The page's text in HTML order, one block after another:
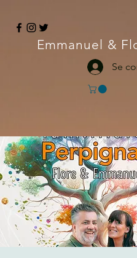
Emmanuel &
Se